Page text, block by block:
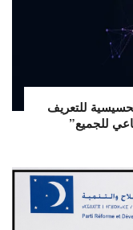
للتعريف
للجميع”